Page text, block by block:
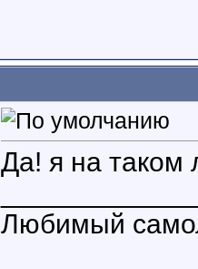
Да! я на таком
Любимый